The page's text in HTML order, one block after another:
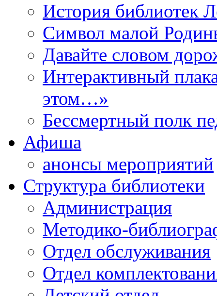
История библиотек
Символ малой
Давайте словом
Интерактивный
этом…»
Бессмертный полк
Афиша
анонсы мероприятий
Структура библиотеки
Администрация
Методико-
Отдел обслуживания
Отдел